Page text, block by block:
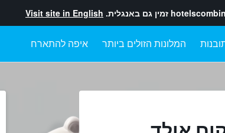
זמין גם באנגלית. Visit site in English
המלונות הזולים ביותר איפה להתארח